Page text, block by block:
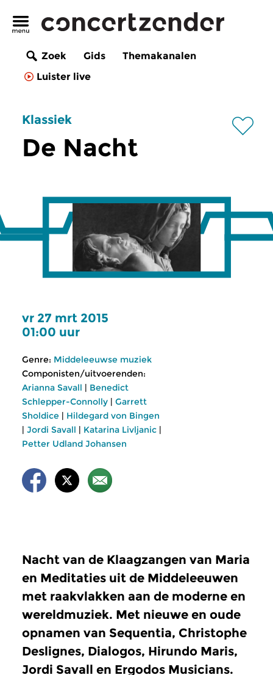
Zoek Gids
Themakanalen
Luister live
Klassiek
De Nacht
vr 27 mrt 2015
01:00 uur
Genre: Middeleeuwse muziek
Componisten/uitvoerenden:
Arianna Savall | Benedict
Schlepper-Connolly | Garrett
Sholdice | Hildegard von Bingen
| Jordi Savall | Katarina Livljanic |
Petter Udland Johansen
Nacht van de Klaagzangen van Maria
en Meditaties uit de Middeleeuwen
met raakvlakken aan de moderne en
wereldmuziek. Met nieuwe en oude
opnamen van Sequentia, Christophe
Deslignes, Dialogos, Hirundo Maris,
Jordi Savall en Ergodos Musicians.